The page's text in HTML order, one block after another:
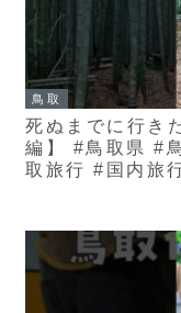
鳥取
死ぬまでに行き
編】 #鳥取県 #
取旅行 #国内